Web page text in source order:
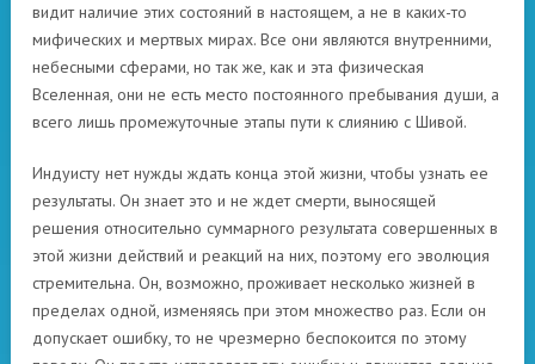
видит наличие этих состояний в настоящем, а не в каких-то
мифических и мертвых мирах. Все они являются внутренними,
небесными сферами, но так же, как и эта физическая
Вселенная, они не есть место постоянного пребывания души, а
всего лишь промежуточные этапы пути к слиянию с Шивой.
Индуисту нет нужды ждать конца этой жизни, чтобы узнать ее
результаты. Он знает это и не ждет смерти, выносящей
решения относительно суммарного результата совершенных в
этой жизни действий и реакций на них, поэтому его эволюция
стремительна. Он, возможно, проживает несколько жизней в
пределах одной, изменяясь при этом множество раз. Если он
допускает ошибку, то не чрезмерно беспокоится по этому